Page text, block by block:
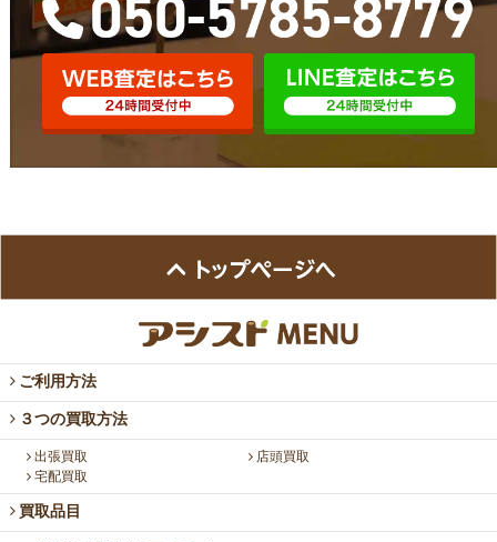
ご利用方法
３つの買取方法
出張買取
店頭買取
宅配買取
買取品目